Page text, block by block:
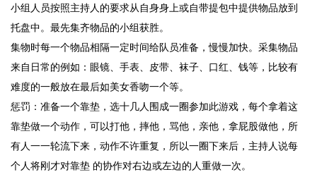
小组人员按照主持人的要求从自身身上或自带提包中提供物品放到
托盘中。最先集齐物品的小组获胜。
集物时每一个物品相隔一定时间给队员准备，慢慢加快。采集物品
来自日常的例如：眼镜、手表、皮带、袜子、口红、钱等，比较有
难度的一般放在最后如美女香吻一个等。
惩罚：准备一个靠垫，选十几人围成一圈参加此游戏，每个拿着这
靠垫做一个动作，可以打他，摔他，骂他，亲他，拿屁股做他，所
有人一一轮流下来，动作不许重复，所以一圈下来后，主持人说每
个人将刚才对靠垫 的协作对右边或左边的人重做一次。